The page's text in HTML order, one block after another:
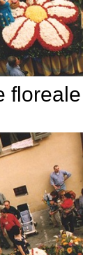
floreale